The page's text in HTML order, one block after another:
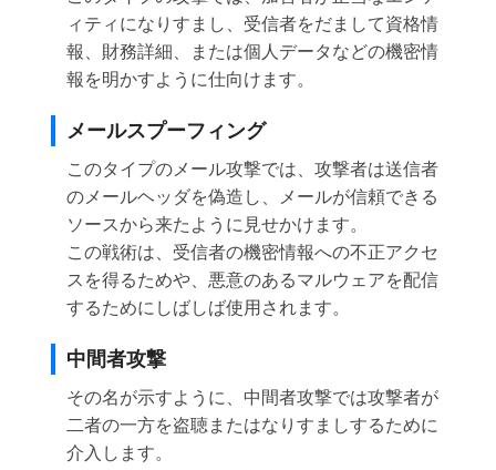
ィティになりすまし、受信者をだまして資格情
報、財務詳細、または個人データなどの機密情
報を明かすように仕向けます。
メールスプーフィング
このタイプのメール攻撃では、攻撃者は送信者
のメールヘッダを偽造し、メールが信頼できる
ソースから来たように見せかけます。
この戦術は、受信者の機密情報への不正アクセ
スを得るためや、悪意のあるマルウェアを配信
するためにしばしば使用されます。
中間者攻撃
その名が示すように、中間者攻撃では攻撃者が
二者の一方を盗聴またはなりすましするために
介入します。